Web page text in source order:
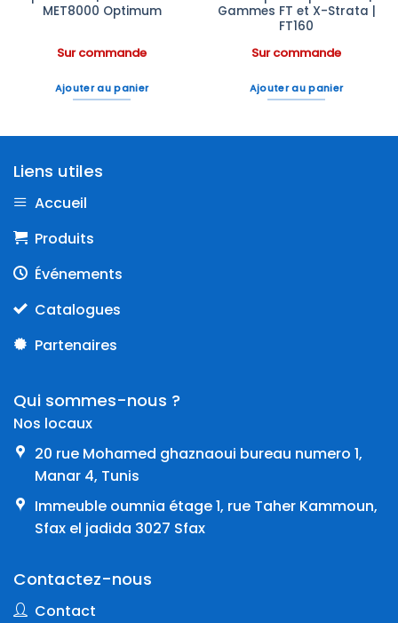
MET8000 Optimum
Sur commande
Ajouter au panier
Gammes FT et X-Strata |
FT160
Sur commande
Ajouter au panier
Liens utiles
Accueil
Produits
Événements
Catalogues
Partenaires
Qui sommes-nous ?
Nos locaux
20 rue Mohamed ghaznaoui bureau numero 1,
Manar 4, Tunis
Immeuble oumnia étage 1, rue Taher Kammoun,
Sfax el jadida 3027 Sfax
Contactez-nous
Contact